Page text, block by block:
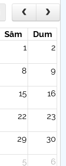
Sâm
Dum
1 2
8 9
15 16
22 23
29 30
5 6